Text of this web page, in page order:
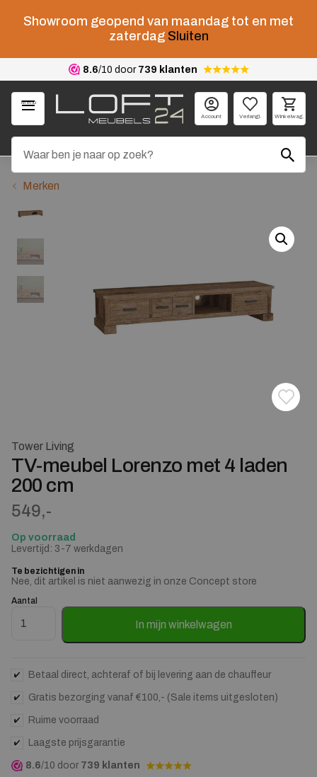
Showroom geopend van maandag tot en met
zaterdag Sluiten
8.6/10 door 739 klanten
Menu
Account Verlangl. Winkelwag.
Merken
Tower Living
TV-meubel Lorenzo met 4 laden
200 cm
549,-
Op voorraad
Levertijd: 3-7 werkdagen
Te bezichtigen in
Nee, dit artikel is niet aanwezig in onze Concept store
Aantal
TV-meubel Lorenzo met 4 laden 200 cm aantal
In mijn winkelwagen
Betaal direct, achteraf of bij levering aan de chauffeur
Gratis bezorging vanaf €100,- (Sale items uitgesloten)
Ruime voorraad
Laagste prijsgarantie
8.6/10 door 739 klanten